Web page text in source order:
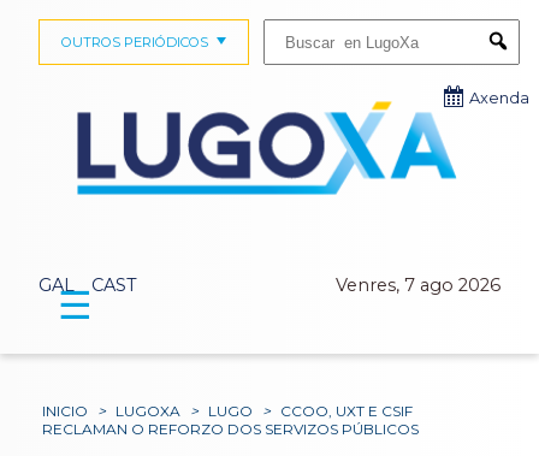
GAL CAST Venres, 7 ago 2026
OUTROS PERIÓDICOS
Axenda
☰
INICIO > LUGOXA > LUGO > CCOO, UXT E CSIF
RECLAMAN O REFORZO DOS SERVIZOS PÚBLICOS